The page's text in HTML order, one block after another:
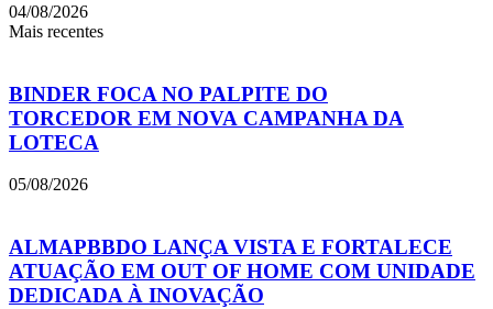
04/08/2026
Mais recentes
BINDER FOCA NO PALPITE DO
TORCEDOR EM NOVA CAMPANHA DA
LOTECA
05/08/2026
ALMAPBBDO LANÇA VISTA E FORTALECE
ATUAÇÃO EM OUT OF HOME COM UNIDADE
DEDICADA À INOVAÇÃO